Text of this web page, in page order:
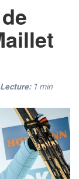
Lecture: 1 min